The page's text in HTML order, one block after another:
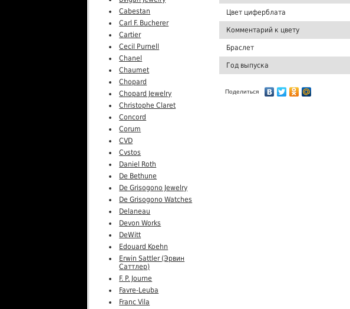
Cabestan
Carl F. Bucherer
Cartier
Cecil Purnell
Chanel
Chaumet
Chopard
Chopard Jewelry
Christophe Claret
Concord
Corum
CVD
Cvstos
Daniel Roth
De Bethune
De Grisogono Jewelry
De Grisogono Watches
Delaneau
Devon Works
DeWitt
Edouard Koehn
Erwin Sattler (Эрвин
Саттлер)
F. P. Journe
Favre-Leuba
Franc Vila
Цвет циферблата
Комментарий к цвету
Браслет
Год выпуска
Поделиться